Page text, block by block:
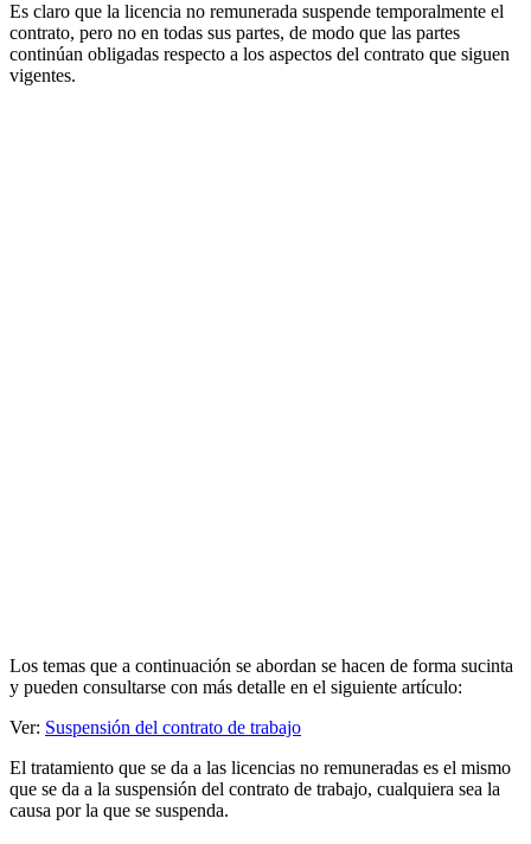
Es claro que la licencia no remunerada suspende temporalmente el
contrato, pero no en todas sus partes, de modo que las partes
continúan obligadas respecto a los aspectos del contrato que siguen
vigentes.
Los temas que a continuación se abordan se hacen de forma sucinta
y pueden consultarse con más detalle en el siguiente artículo:
Ver: Suspensión del contrato de trabajo
El tratamiento que se da a las licencias no remuneradas es el mismo
que se da a la suspensión del contrato de trabajo, cualquiera sea la
causa por la que se suspenda.